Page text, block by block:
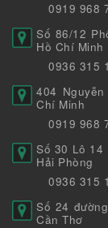
0919 968
Số 86/12
Hồ Chí Minh
0936 315
404
Chí Minh
0919 968
Số 30 Lô 14
Hải Phòng
0936 315
Số 24
Cần Thơ